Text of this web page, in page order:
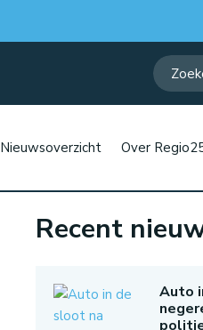
Nieuwsoverzicht Over
Recent
Auto